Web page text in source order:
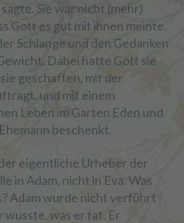
Sie war nicht (mehr)
Gott es gut mit ihnen meinte.
Schlange und den Gedanken
Dabei hatte Gott sie
geschaffen, mit der
und mit einem
Leben im Garten Eden und
beschenkt.
eigentliche Urheber der
in Adam, nicht in Eva. Was
Adam wurde nicht verführt
wusste, was er tat. Er